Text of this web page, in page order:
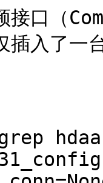
接口（
插入了一